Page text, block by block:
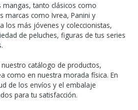
tanto clásicos como
marcas como Ivrea, Panini y
los más jóvenes y coleccionistas,
de peluches, figuras de tus series
catálogo de productos,
como en nuestra morada física. En
de los envíos y el embalaje
para tu satisfacción.